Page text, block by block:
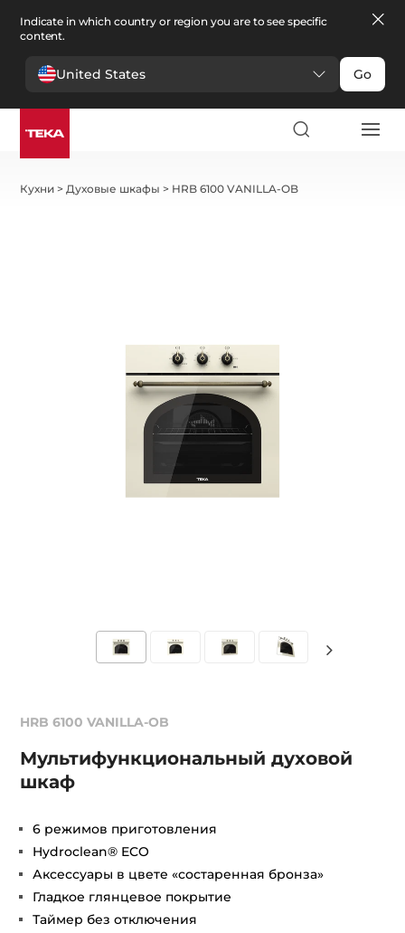
Indicate in which country or region you are to see specific
content.
United States Go
Кухни >Духовые шкафы > HRB 6100 VANILLA-OB
HRB 6100 VANILLA-OB
Мультифункциональный духовой
шкаф
6 режимов приготовления
Hydroclean® ECO
Аксессуары в цвете «состаренная бронза»
Гладкое глянцевое покрытие
Таймер без отключения